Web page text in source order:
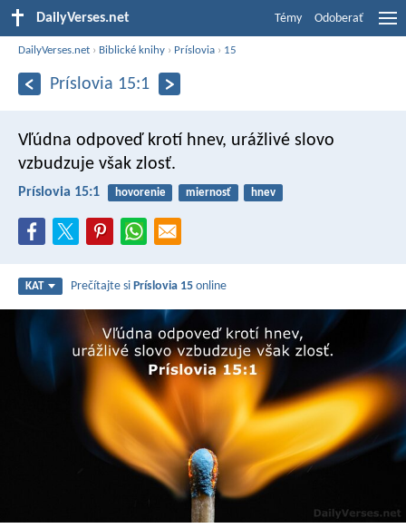
DailyVerses.net Témy Odoberať
DailyVerses.net › Biblické knihy › Príslovia › 15
Príslovia 15:1
Vľúdna odpoveď krotí hnev, urážlivé slovo
vzbudzuje však zlosť.
Príslovia 15:1 hovorenie miernosť hnev
KAT Prečítajte siPríslovia 15 online